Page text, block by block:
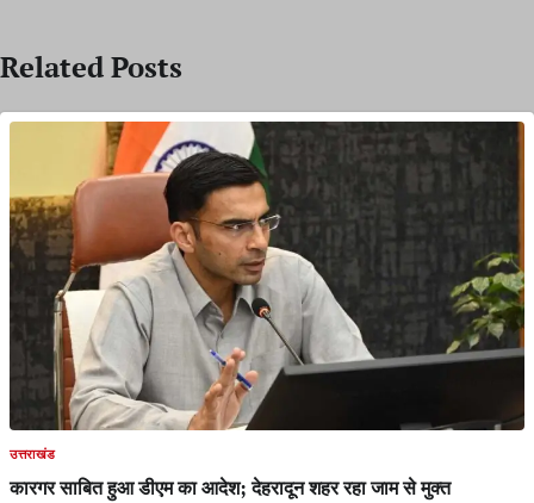
Related Posts
उत्तराखंड
कारगर साबित हुआ डीएम का आदेश; देहरादून शहर रहा जाम से मुक्त